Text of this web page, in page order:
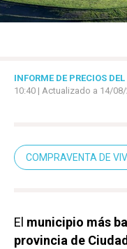
INFORME DE PRECIOS
10:40 | Actualizado a 14/
COMPRAVENTA DE
El municipio más
provincia de